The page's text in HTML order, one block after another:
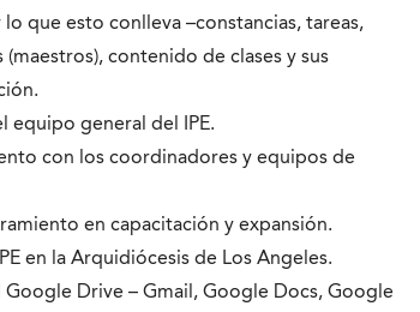
lo que esto conlleva –constancias, tareas,
contenido de clases y sus
equipo general del IPE.
con los coordinadores y equipos de
en capacitación y expansión.
en la Arquidiócesis de Los Angeles.
Google Drive – Gmail, Google Docs, Google